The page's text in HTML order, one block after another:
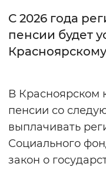
Без
Монохромный
С 2026 года
пенсии будет
В Красноярском
пенсии со
выплачивать
Социального
закон о